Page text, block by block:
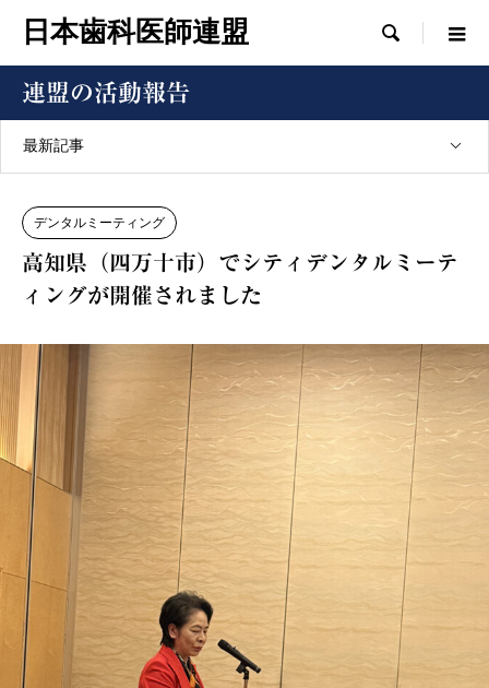
日本歯科医師連盟 
連盟の活動報告
最新記事
デンタルミーティング
高知県（四万十市）でシティデンタルミーテ
ィングが開催されました